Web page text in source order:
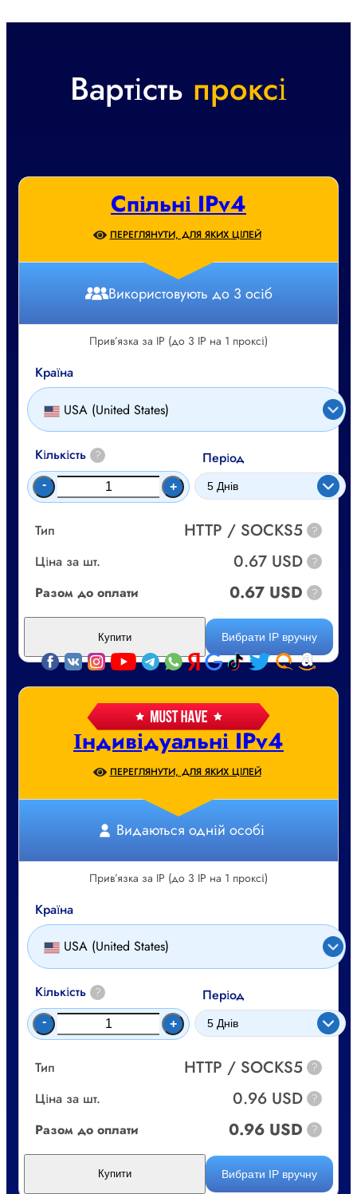
Вартість проксі
Індивідуальні IPv4
ПЕРЕГЛЯНУТИ, ДЛЯ ЯКИХ ЦІЛЕЙ
Видаються одній особі
Прив’язка за IP (до 3 IP на 1 проксі)
Країна
USA (United States)
Кількість ?
- +
Період
Тип HTTP / SOCKS5 ?
Ціна за шт. 0.96 USD ?
Разом до оплати 0.96 USD ?
Вибрати IP вручну
Купити
Спільні IPv4
ПЕРЕГЛЯНУТИ, ДЛЯ ЯКИХ ЦІЛЕЙ
Використовують до 3 осіб
Прив’язка за IP (до 3 IP на 1 проксі)
Країна
USA (United States)
Кількість ?
- +
Період
Тип HTTP / SOCKS5 ?
Ціна за шт. 0.67 USD ?
Разом до оплати 0.67 USD ?
Вибрати IP вручну
Купити